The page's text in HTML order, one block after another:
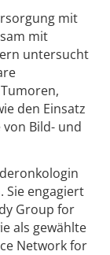
mit
mit
untersucht
den Einsatz
Bild- und
Sie engagiert
Group for
als gewählte
Network for